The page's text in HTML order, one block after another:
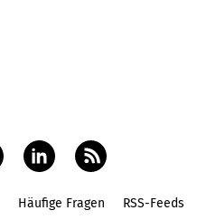
Häufige Fragen RSS-Feeds